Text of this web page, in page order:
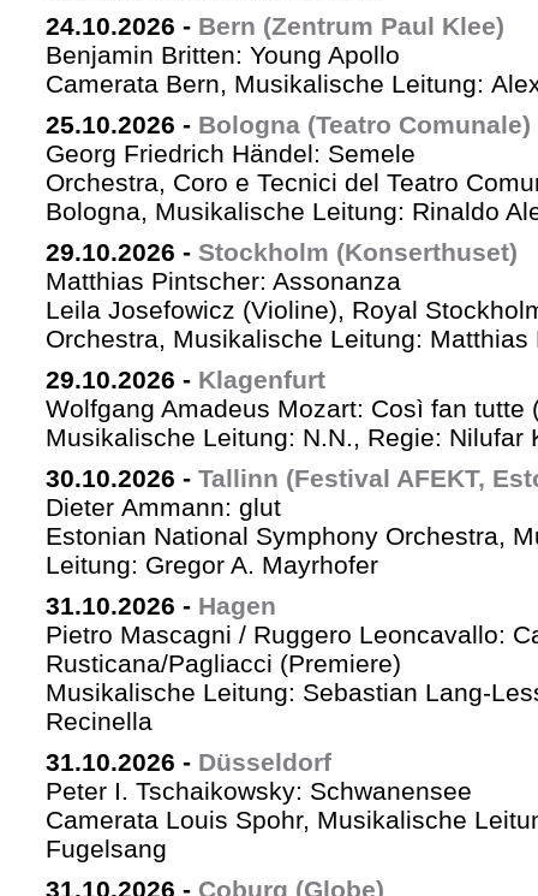
24.10.2026 - Bern (Zentrum Paul Klee)
Benjamin Britten: Young Apollo
Camerata Bern, Musikalische Leitung:
25.10.2026 - Bologna (Teatro Comunale)
Georg Friedrich Händel: Semele
Orchestra, Coro e Tecnici del Teatro
Bologna, Musikalische Leitung: Rinaldo
29.10.2026 - Stockholm (Konserthuset)
Matthias Pintscher: Assonanza
Leila Josefowicz (Violine), Royal
Orchestra, Musikalische Leitung: Matthias
29.10.2026 - Klagenfurt
Wolfgang Amadeus Mozart: Così fan tutte
Musikalische Leitung: N.N., Regie: Nilufar
30.10.2026 - Tallinn (Festival AFEKT,
Dieter Ammann: glut
Estonian National Symphony Orchestra,
Leitung: Gregor A. Mayrhofer
31.10.2026 - Hagen
Pietro Mascagni / Ruggero Leoncavallo:
Rusticana/Pagliacci (Premiere)
Musikalische Leitung: Sebastian Lang-
Recinella
31.10.2026 - Düsseldorf
Peter I. Tschaikowsky: Schwanensee
Camerata Louis Spohr, Musikalische
Fugelsang
31.10.2026 - Coburg (Globe)